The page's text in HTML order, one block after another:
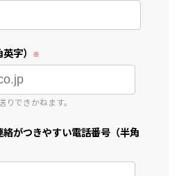
字）
できかねます。
がつきやすい電話番号（半角